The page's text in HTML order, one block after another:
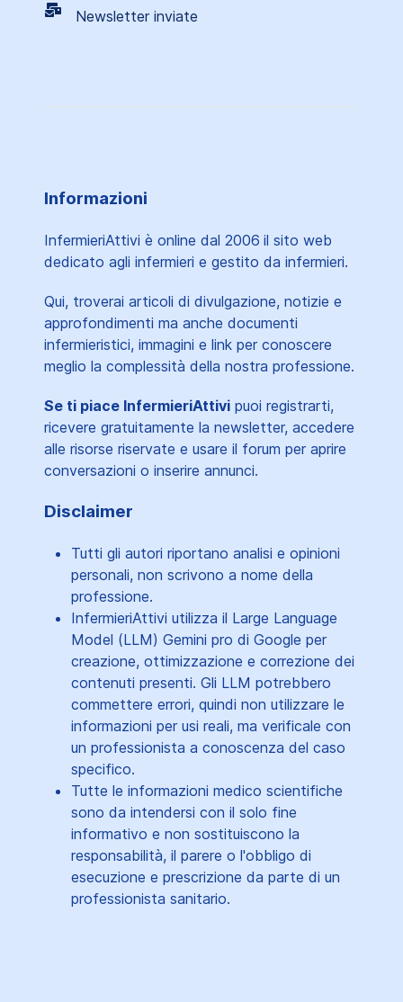
Newsletter inviate
Informazioni
InfermieriAttivi è online dal 2006 il sito web
dedicato agli infermieri e gestito da infermieri.
Qui, troverai articoli di divulgazione, notizie e
approfondimenti ma anche documenti
infermieristici, immagini e link per conoscere
meglio la complessità della nostra professione.
Se ti piace InfermieriAttivi puoi registrarti,
ricevere gratuitamente la newsletter, accedere
alle risorse riservate e usare il forum per aprire
conversazioni o inserire annunci.
Disclaimer
Tutti gli autori riportano analisi e opinioni
personali, non scrivono a nome della
professione.
InfermieriAttivi utilizza il Large Language
Model (LLM) Gemini pro di Google per
creazione, ottimizzazione e correzione dei
contenuti presenti. Gli LLM potrebbero
commettere errori, quindi non utilizzare le
informazioni per usi reali, ma verificale con
un professionista a conoscenza del caso
specifico.
Tutte le informazioni medico scientifiche
sono da intendersi con il solo fine
informativo e non sostituiscono la
responsabilità, il parere o l'obbligo di
esecuzione e prescrizione da parte di un
professionista sanitario.